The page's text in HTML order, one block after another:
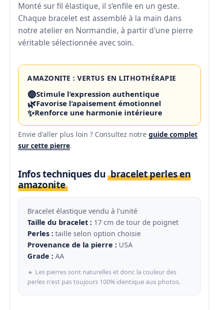
Monté sur fil élastique, il s'enfile en un geste.
Chaque bracelet est assemblé à la main dans
notre atelier en Normandie, à partir d'une pierre
véritable sélectionnée avec soin.
AMAZONITE : VERTUS EN LITHOTHÉRAPIE
🔵Stimule l’expression authentique
🌿Favorise l’apaisement émotionnel
✨Renforce une harmonie intérieure
Envie d'aller plus loin ? Consultez notre guide complet
sur cette pierre.
Infos techniques du bracelet perles en
amazonite
Bracelet élastique vendu à l'unité
Taille du bracelet : 17 cm de tour de poignet
Perles : taille selon option choisie
Provenance de la pierre : USA
Grade : AA
🔸 Les pierres sont naturelles et donc la couleur des
perles n'est pas toujours 100% identique aux photos.